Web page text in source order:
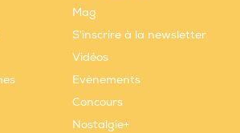
Mag
S'inscrire à la newsletter
Vidéos
Evènements
Concours
Nostalgie+